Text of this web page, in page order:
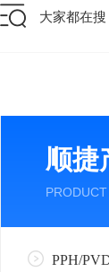
大家都在搜
顺捷
PPH/